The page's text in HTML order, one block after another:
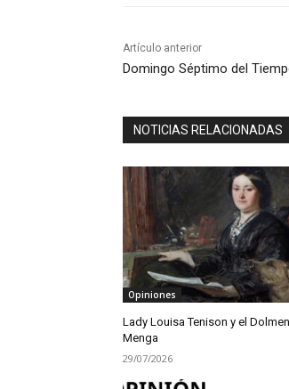
Artículo anterior
Domingo Séptimo del
NOTICIAS RELACIONADAS
Opiniones
Lady Louisa Tenison y el
Menga
29/07/2026